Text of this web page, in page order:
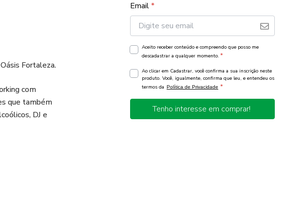
Fortaleza.
com
que também
DJ e
Email*
Aceito receber conteúdo e compreendo que posso me
descadastrar a qualquer momento. *
Ao clicar em Cadastrar, você confirma a sua inscrição neste
produto. Você, igualmente, confirma que leu, e entendeu os
termos da Política de Privacidade *
Tenho interesse em comprar!